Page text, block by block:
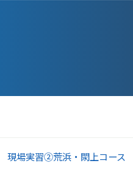
現場実習②荒浜・閖上コース